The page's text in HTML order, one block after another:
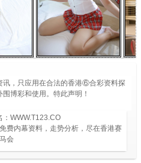
讯，只应用在合法的香港⑥合彩资料探
博彩和使用。特此声明！
：WWW.T123.CO
费内幕资料，走势分析，尽在香港赛
马会